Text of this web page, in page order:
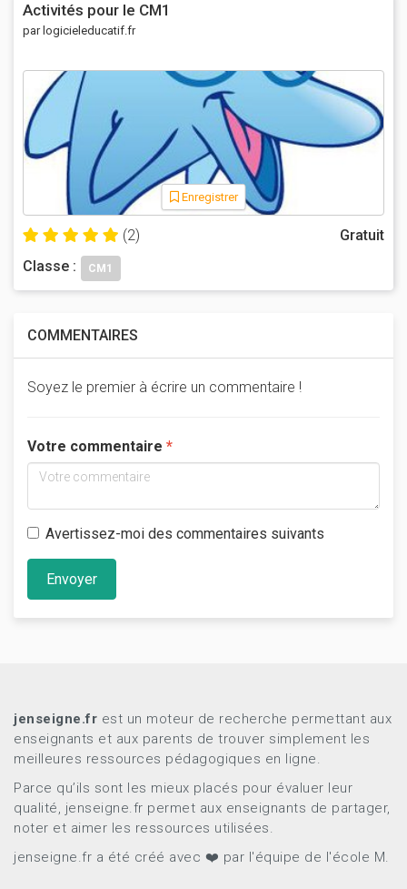
Activités pour le CM1
par logicieleducatif.fr
Enregistrer
(2)
Gratuit
Classe :
CM1
COMMENTAIRES
Soyez le premier à écrire un commentaire !
Votre commentaire
Avertissez-moi des commentaires suivants
Envoyer
jenseigne.fr est un moteur de recherche permettant aux
enseignants et aux parents de trouver simplement les
meilleures ressources pédagogiques en ligne.
Parce qu’ils sont les mieux placés pour évaluer leur
qualité, jenseigne.fr permet aux enseignants de partager,
noter et aimer les ressources utilisées.
jenseigne.fr a été créé avec ❤️ par l'équipe de l'école M.